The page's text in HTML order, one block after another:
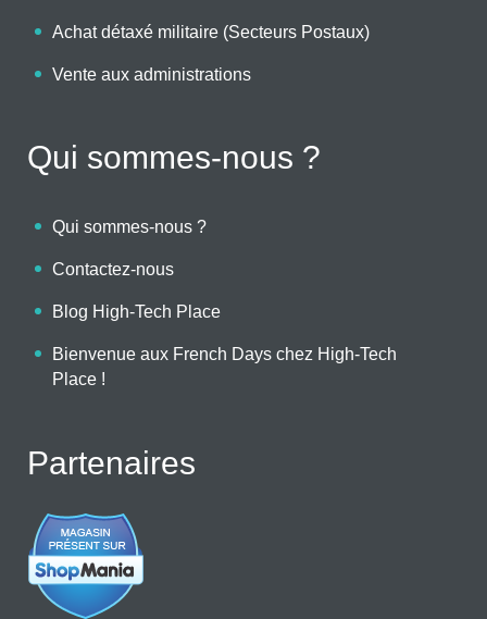
Achat détaxé militaire (Secteurs Postaux)
Vente aux administrations
Qui sommes-nous ?
Qui sommes-nous ?
Contactez-nous
Blog High-Tech Place
Bienvenue aux French Days chez High-Tech
Place !
Partenaires